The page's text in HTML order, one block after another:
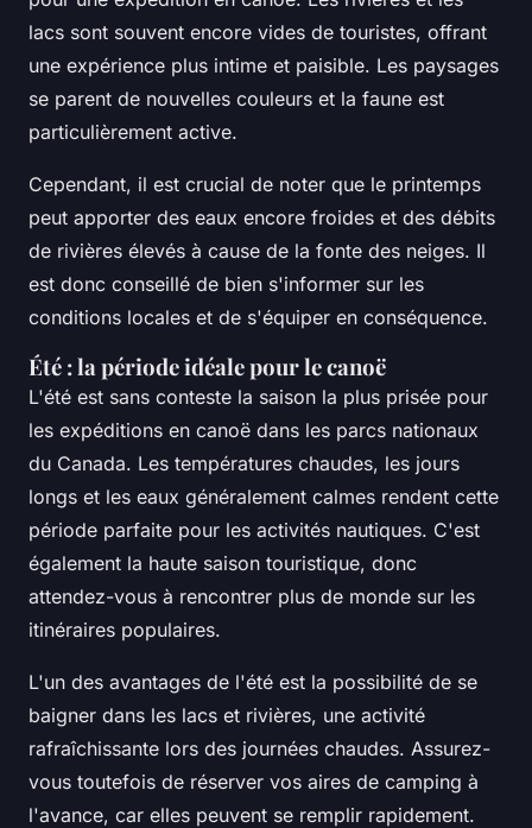
lacs sont souvent encore vides de touristes, offrant
une expérience plus intime et paisible. Les paysages
se parent de nouvelles couleurs et la faune est
particulièrement active.
Cependant, il est crucial de noter que le printemps
peut apporter des eaux encore froides et des débits
de rivières élevés à cause de la fonte des neiges. Il
est donc conseillé de bien s'informer sur les
conditions locales et de s'équiper en conséquence.
Été : la période idéale pour le canoë
L'été est sans conteste la saison la plus prisée pour
les expéditions en canoë dans les parcs nationaux
du Canada. Les températures chaudes, les jours
longs et les eaux généralement calmes rendent cette
période parfaite pour les activités nautiques. C'est
également la haute saison touristique, donc
attendez-vous à rencontrer plus de monde sur les
itinéraires populaires.
L'un des avantages de l'été est la possibilité de se
baigner dans les lacs et rivières, une activité
rafraîchissante lors des journées chaudes. Assurez-
vous toutefois de réserver vos aires de camping à
l'avance, car elles peuvent se remplir rapidement.